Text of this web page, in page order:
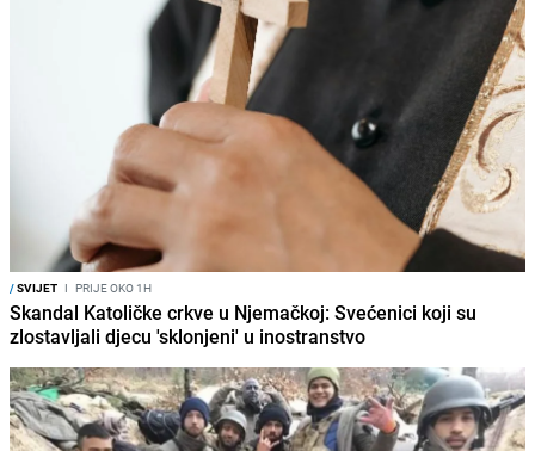
/SVIJET I PRIJE OKO 1H
Skandal Katoličke crkve u Njemačkoj: Svećenici koji su
zlostavljali djecu 'sklonjeni' u inostranstvo